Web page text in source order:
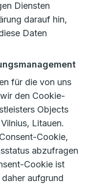
Diensten
darauf hin,
Daten
für die von uns
den Cookie-
Objects
Litauen.
Cookie,
abzufragen
Cookie ist
aufgrund